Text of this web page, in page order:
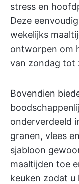
stress en
Deze
wekelijks
ontworpen om
van zondag tot
Bovendien
onderverdeeld
granen, vlees
sjabloon
maaltijden toe
keuken zodat